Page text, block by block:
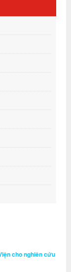
cho nghiên cứu